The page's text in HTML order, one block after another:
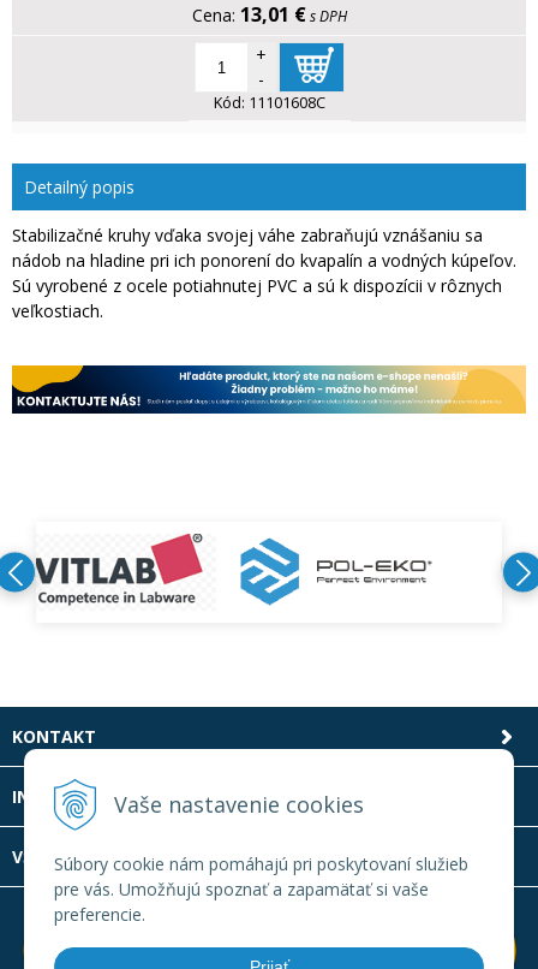
Vaše nastavenie cookies
Súbory cookie nám pomáhajú pri poskytovaní služieb
pre vás. Umožňujú spoznať a zapamätať si vaše
preferencie.
13,01 € s DPH
+
-
Kód: 11101608C
Detailný popis
Stabilizačné kruhy vďaka svojej váhe zabraňujú vznášaniu sa
nádob na hladine pri ich ponorení do kvapalín a vodných kúpeľov.
Sú vyrobené z ocele potiahnutej PVC a sú k dispozícii v rôznych
veľkostiach.
KONTAKT
INFOLINKA
VŠETKO O NÁKUPE